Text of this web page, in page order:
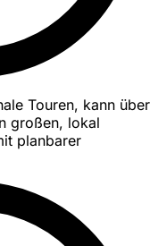
Touren, kann über
großen, lokal
planbarer